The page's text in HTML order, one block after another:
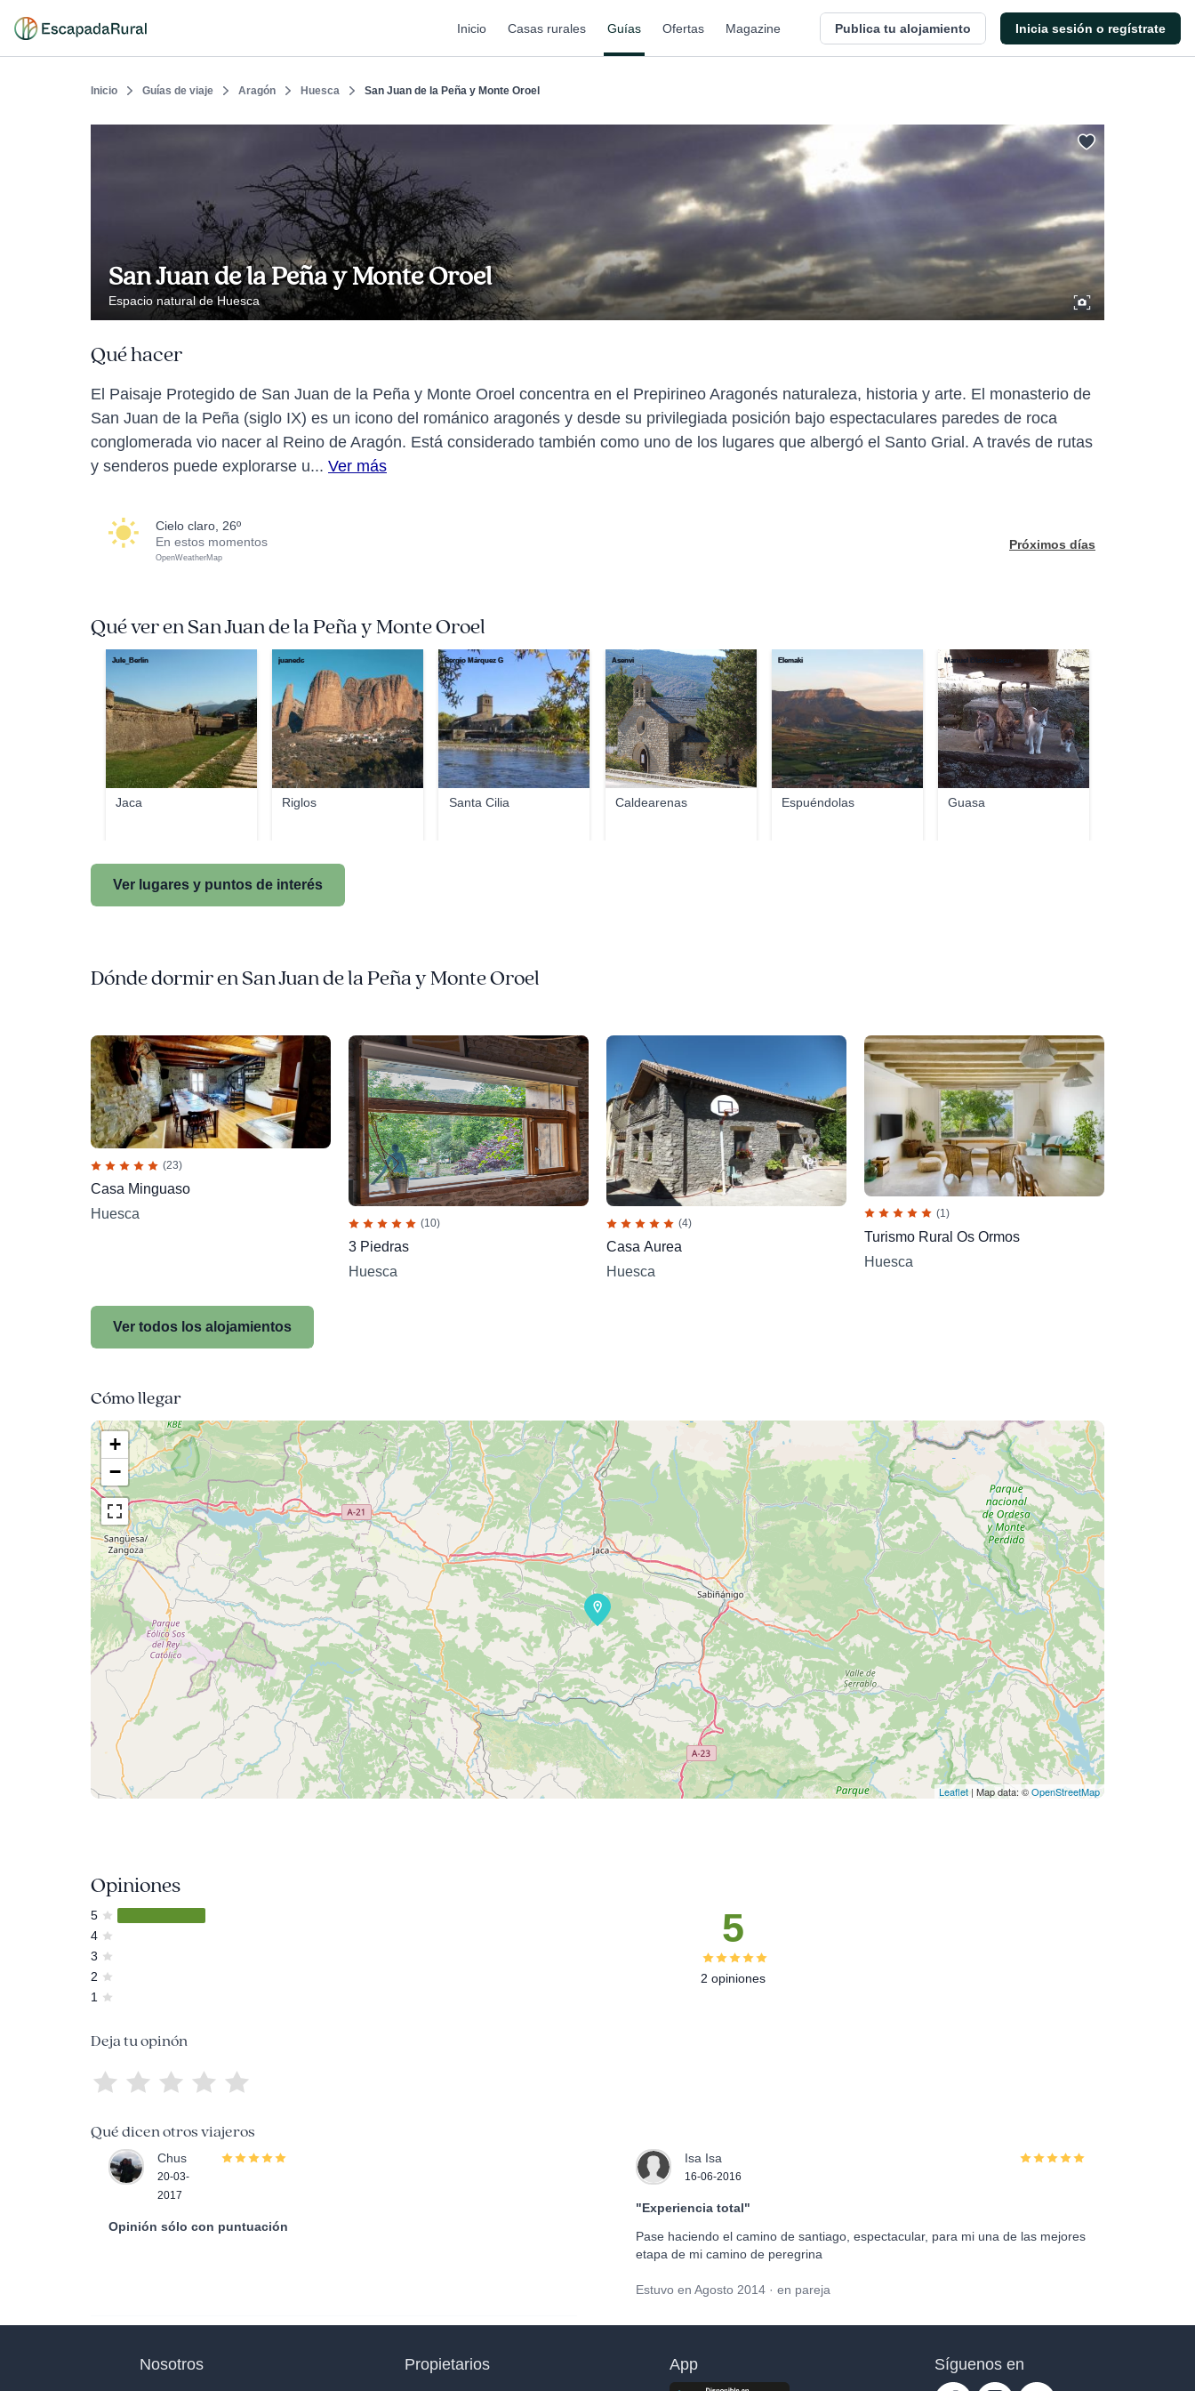
Inicio Casas rurales Guías Ofertas Magazine Publica tu alojamiento Inicia sesión o regístrate
Inicio Guías de viaje Aragón Huesca San Juan de la Peña y Monte Oroel
San Juan de la Peña y Monte Oroel
Espacio natural de Huesca
Qué hacer
El Paisaje Protegido de San Juan de la Peña y Monte Oroel concentra en el Prepirineo Aragonés naturaleza, historia y arte. El monasterio de
San Juan de la Peña (siglo IX) es un icono del románico aragonés y desde su privilegiada posición bajo espectaculares paredes de roca
conglomerada vio nacer al Reino de Aragón. Está considerado también como uno de los lugares que albergó el Santo Grial. A través de rutas
y senderos puede explorarse u... Ver más
cielo claro, 26º
En estos momentos
OpenWeatherMap
Próximos días
Qué ver en San Juan de la Peña y Monte Oroel
Jaca
Jule_Berlin
Riglos
juanedc
Santa Cilia
Sergio Márquez G
Caldearenas
Asenvi
Espuéndolas
Elemaki
Guasa
Manuel Blasco Lacue
Ver lugares y puntos de interés
Dónde dormir en San Juan de la Peña y Monte Oroel
(23)
Casa Minguaso
Huesca
(10)
3 Piedras
Huesca
(4)
Casa Aurea
Huesca
(1)
Turismo Rural Os Ormos
Huesca
Ver todos los alojamientos
Cómo llegar
+
−
Leaflet | Map data: ©OpenStreetMap
Opiniones
5
4
3
2
1
5
2 opiniones
Deja tu opinón
Qué dicen otros viajeros
Chus
20-03-
2017
Opinión sólo con puntuación
Isa Isa
16-06-2016
"Experiencia total"
Pase haciendo el camino de santiago, espectacular, para mi una de las mejores
etapa de mi camino de peregrina
Estuvo en Agosto 2014 · en pareja
Nosotros Propietarios App Síguenos en